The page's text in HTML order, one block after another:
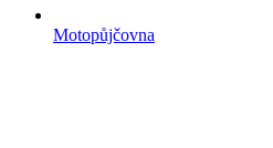
Motopůjčovna